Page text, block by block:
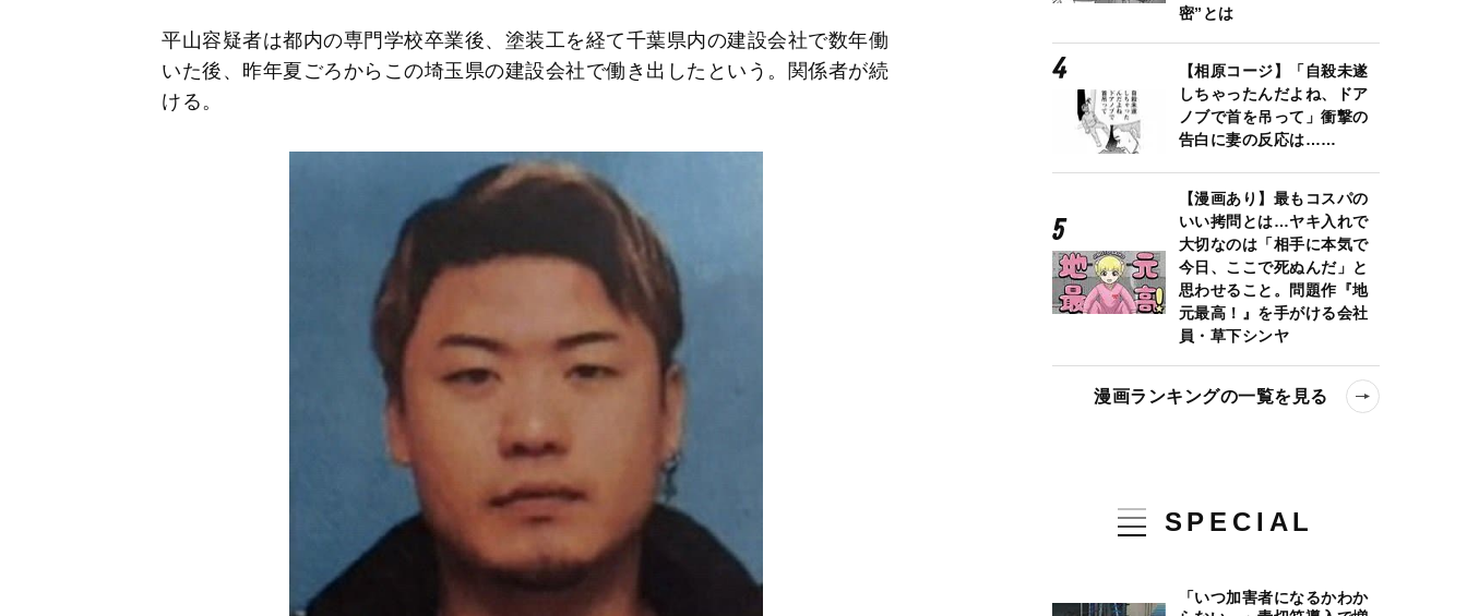
平山容疑者は都内の専門学校卒業後、塗装工を経て千葉県内の建設会社で数年働
いた後、昨年夏ごろからこの埼玉県の建設会社で働き出したという。関係者が続
ける。
密”とは
【相原コージ】「自殺未遂
しちゃったんだよね、ドア
ノブで首を吊って」衝撃の
告白に妻の反応は……
【漫画あり】最もコスパの
いい拷問とは…ヤキ入れで
大切なのは「相手に本気で
今日、ここで死ぬんだ」と
思わせること。問題作『地
元最高！』を手がける会社
員・草下シンヤ
漫画ランキングの一覧を見る
SPECIAL
「いつ加害者になるかわか